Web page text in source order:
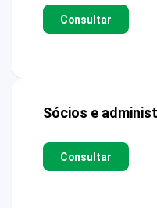
Consultar
Sócios e
Consultar